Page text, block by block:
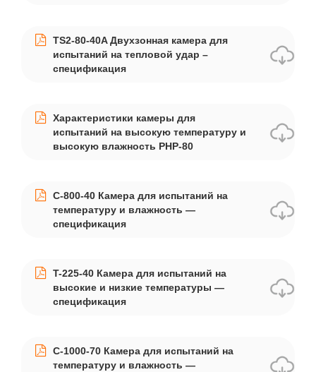
TS2-80-40A Двухзонная камера для
испытаний на тепловой удар –
спецификация
Характеристики камеры для
испытаний на высокую температуру и
высокую влажность PHP-80
C-800-40 Камера для испытаний на
температуру и влажность —
спецификация
T-225-40 Камера для испытаний на
высокие и низкие температуры —
спецификация
C-1000-70 Камера для испытаний на
температуру и влажность —